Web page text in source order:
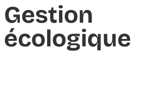
Gestion
écologique